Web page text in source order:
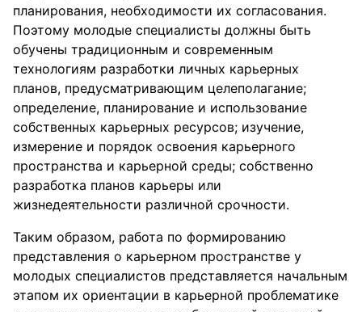
планирования, необходимости их согласования.
Поэтому молодые специалисты должны быть
обучены традиционным и современным
технологиям разработки личных карьерных
планов, предусматривающим целеполагание;
определение, планирование и использование
собственных карьерных ресурсов; изучение,
измерение и порядок освоения карьерного
пространства и карьерной среды; собственно
разработка планов карьеры или
жизнедеятельности различной срочности.
Таким образом, работа по формированию
представления о карьерном пространстве у
молодых специалистов представляется начальным
этапом их ориентации в карьерной проблематике